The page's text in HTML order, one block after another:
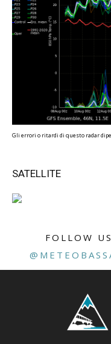
Gli errori o ritardi di questo radar
SATELLITE
FOLLOW